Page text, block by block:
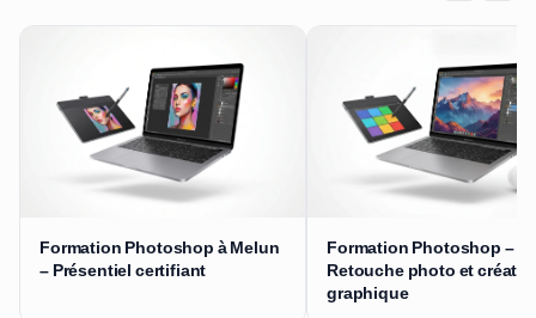
Formation Photoshop à Melun
– Présentiel certifiant
Formation Photoshop –
Retouche photo et
graphique